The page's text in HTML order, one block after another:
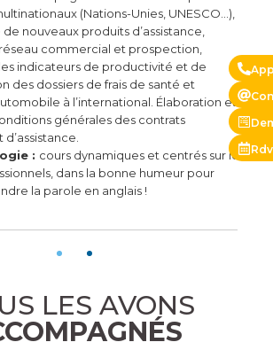
(Nations-Unies, UNESCO…),
nouveaux produits d’assistance,
commercial et prospection,
indicateurs de productivité et de
des dossiers de frais de santé et
à l’international. Élaboration et
générales des contrats
: cours dynamiques et centrés sur les
dans la bonne humeur pour
la parole en anglais !
Elle
LES AVONS